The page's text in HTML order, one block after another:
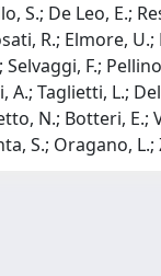
De Leo, E.;
R.; Elmore,
F.;
A.; Taglietti, L.;
N.; Botteri,
S.; Oragano, L.;